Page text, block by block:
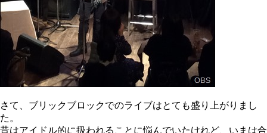
さて、ブリックブロックでのライブはとても盛り上がりまし
た。
昔はアイドル的に扱われることに悩んでいたけれど、いまは合